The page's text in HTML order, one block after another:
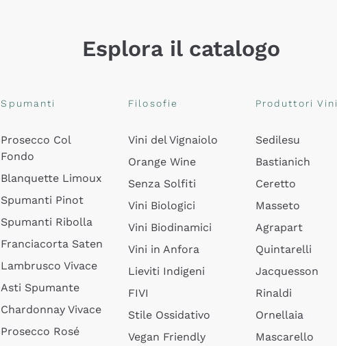
Esplora il catalogo
Spumanti
Prosecco Col
Fondo
Blanquette Limoux
Spumanti Pinot
Spumanti Ribolla
Franciacorta Saten
Lambrusco Vivace
Asti Spumante
Chardonnay Vivace
Prosecco Rosé
Filosofie
Vini del Vignaiolo
Orange Wine
Senza Solfiti
Vini Biologici
Vini Biodinamici
Vini in Anfora
Lieviti Indigeni
FIVI
Stile Ossidativo
Vegan Friendly
Produttori Vini
Sedilesu
Bastianich
Ceretto
Masseto
Agrapart
Quintarelli
Jacquesson
Rinaldi
Ornellaia
Mascarello